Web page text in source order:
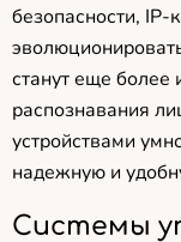
безопасности,
станут еще более
распознавания
устройствами
надежную и
Системы